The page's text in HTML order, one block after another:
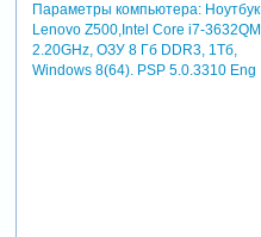
Параметры компьютера:Ноутбук
Lenovo Z500,Intel Core i7-3632QM
2.20GHz, ОЗУ 8 Гб DDR3, 1Тб,
Windows 8(64). PSP 5.0.3310 Eng